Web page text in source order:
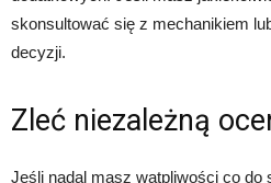
skonsultować się z mechanikiem
decyzji.
Zleć niezależną
Jeśli nadal masz wątpliwości co do